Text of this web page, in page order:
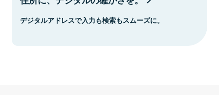
デジタルアドレスで入力も検索もスムーズに。